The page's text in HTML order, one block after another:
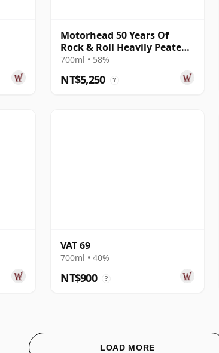
Motorhead 50 Years Of
Rock & Roll Heavily Peated
Highland Si 12 年
700ml • 58%
NT$5,250 ?
VAT 69
700ml • 40%
NT$900 ?
LOAD MORE